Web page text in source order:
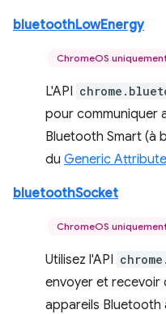
bluetoothLowEnergy
ChromeOS
L'API
pour communiquer
Bluetooth Smart (à
du Generic
bluetoothSocket
ChromeOS
Utilisez l'API
envoyer et recevoir
appareils Bluetooth